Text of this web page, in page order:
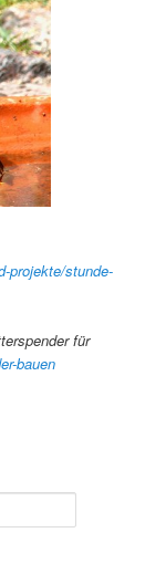
projekte/stunde-
für
bauen